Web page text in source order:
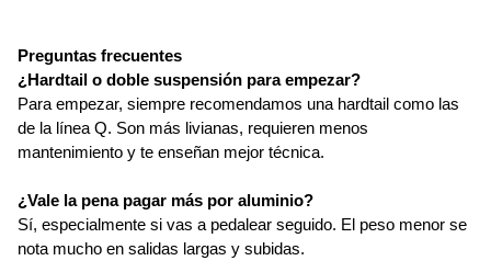
Preguntas frecuentes
¿Hardtail o doble suspensión para empezar?
Para empezar, siempre recomendamos una hardtail como las
de la línea Q. Son más livianas, requieren menos
mantenimiento y te enseñan mejor técnica.
¿Vale la pena pagar más por aluminio?
Sí, especialmente si vas a pedalear seguido. El peso menor se
nota mucho en salidas largas y subidas.